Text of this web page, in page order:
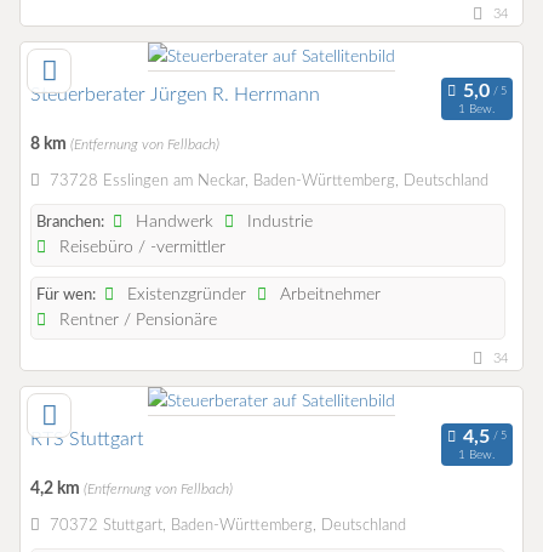
34
Steuerberater Jürgen R. Herrmann
1 Bew.
8 km (Entfernung von Fellbach)
73728 Esslingen am Neckar, Baden-Württemberg, Deutschland
Branchen: Handwerk
Industrie
Reisebüro / -vermittler
Für wen: Existenzgründer
Arbeitnehmer
Rentner / Pensionäre
34
RTS Stuttgart
1 Bew.
4,2 km (Entfernung von Fellbach)
70372 Stuttgart, Baden-Württemberg, Deutschland